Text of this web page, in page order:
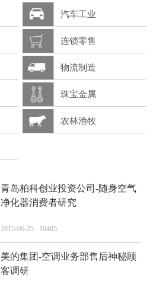
汽车工业
连锁零售
物流制造
珠宝金属
农林渔牧
青岛柏科创业投资公司-随身空气
净化器消费者研究
2015-06-25 10405
美的集团-空调业务部售后神秘顾
客调研